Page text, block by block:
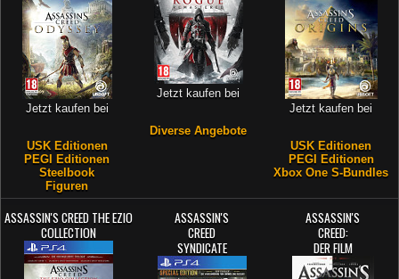
Jetzt kaufen bei
USK Editionen
PEGI Editionen
Steelbook
Figuren
Jetzt kaufen bei
Diverse Angebote
Jetzt kaufen bei
USK Editionen
PEGI Editionen
Xbox One S-Bundles
ASSASSIN'S CREED THE EZIO
COLLECTION
ASSASSIN'S
CREED
SYNDICATE
ASSASSIN'S
CREED:
DER FILM